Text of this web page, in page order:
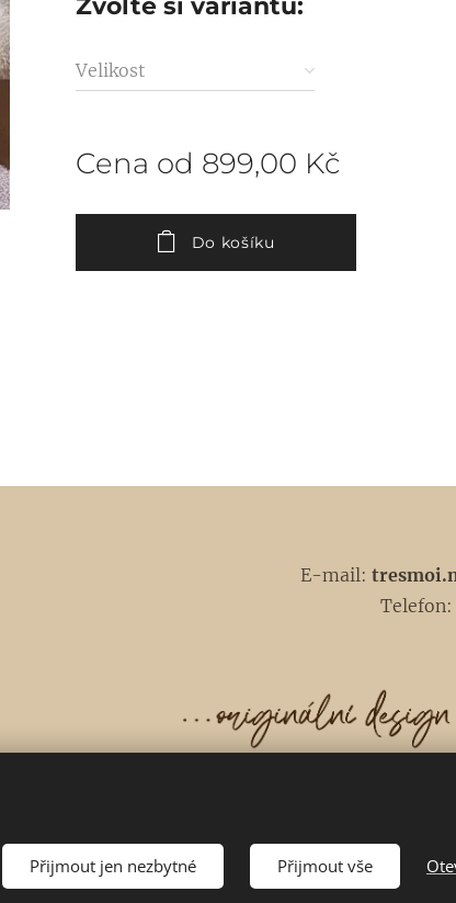
Zvolte si variantu:
Velikost
Cena od 899,00 Kč
Do košíku
E-mail:
Telefon:
Přijmout jen nezbytné Přijmout vše